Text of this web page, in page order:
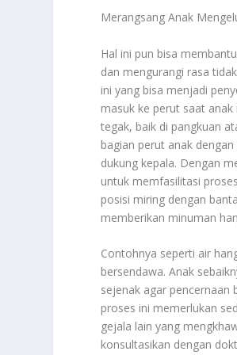
Merangsang Anak
Hal ini pun bisa
dan mengurangi rasa
ini yang bisa menjadi
masuk ke perut saat
tegak, baik di pangkuan
bagian perut anak
dukung kepala. Dengan
untuk memfasilitasi
posisi miring dengan
memberikan minuman
Contohnya seperti air
bersendawa. Anak
sejenak agar pencernaan
proses ini memerlukan
gejala lain yang
konsultasikan dengan